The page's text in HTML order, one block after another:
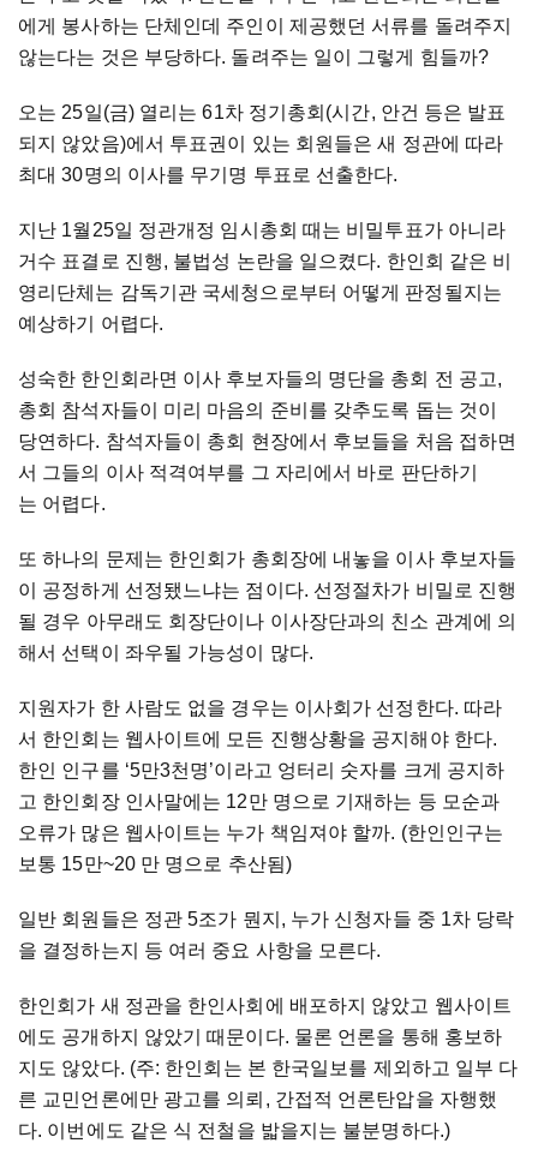
에게 봉사하는 단체인데 주인이 제공했던 서류를 돌려주지
않는다는 것은 부당하다. 돌려주는 일이 그렇게 힘들까?
오는 25일(금) 열리는 61차 정기총회(시간, 안건 등은 발표
되지 않았음)에서 투표권이 있는 회원들은 새 정관에 따라
최대 30명의 이사를 무기명 투표로 선출한다.
지난 1월25일 정관개정 임시총회 때는 비밀투표가 아니라
거수 표결로 진행, 불법성 논란을 일으켰다. 한인회 같은 비
영리단체는 감독기관 국세청으로부터 어떻게 판정될지는
예상하기 어렵다.
성숙한 한인회라면 이사 후보자들의 명단을 총회 전 공고,
총회 참석자들이 미리 마음의 준비를 갖추도록 돕는 것이
당연하다. 참석자들이 총회 현장에서 후보들을 처음 접하면
서 그들의 이사 적격여부를 그 자리에서 바로 판단하기
는 어렵다.
또 하나의 문제는 한인회가 총회장에 내놓을 이사 후보자들
이 공정하게 선정됐느냐는 점이다. 선정절차가 비밀로 진행
될 경우 아무래도 회장단이나 이사장단과의 친소 관계에 의
해서 선택이 좌우될 가능성이 많다.
지원자가 한 사람도 없을 경우는 이사회가 선정한다. 따라
서 한인회는 웹사이트에 모든 진행상황을 공지해야 한다.
한인 인구를 ‘5만3천명’이라고 엉터리 숫자를 크게 공지하
고 한인회장 인사말에는 12만 명으로 기재하는 등 모순과
오류가 많은 웹사이트는 누가 책임져야 할까. (한인인구는
보통 15만~20 만 명으로 추산됨)
일반 회원들은 정관 5조가 뭔지, 누가 신청자들 중 1차 당락
을 결정하는지 등 여러 중요 사항을 모른다.
한인회가 새 정관을 한인사회에 배포하지 않았고 웹사이트
에도 공개하지 않았기 때문이다. 물론 언론을 통해 홍보하
지도 않았다. (주: 한인회는 본 한국일보를 제외하고 일부 다
른 교민언론에만 광고를 의뢰, 간접적 언론탄압을 자행했
다. 이번에도 같은 식 전철을 밟을지는 불분명하다.)